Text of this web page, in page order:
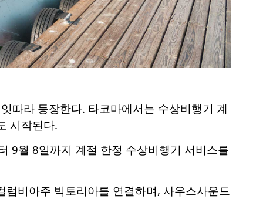
따라 등장한다. 타코마에서는 수상비행기 계
시작된다.
9월 8일까지 계절 한정 수상비행기 서비스를
비아주 빅토리아를 연결하며, 사우스사운드